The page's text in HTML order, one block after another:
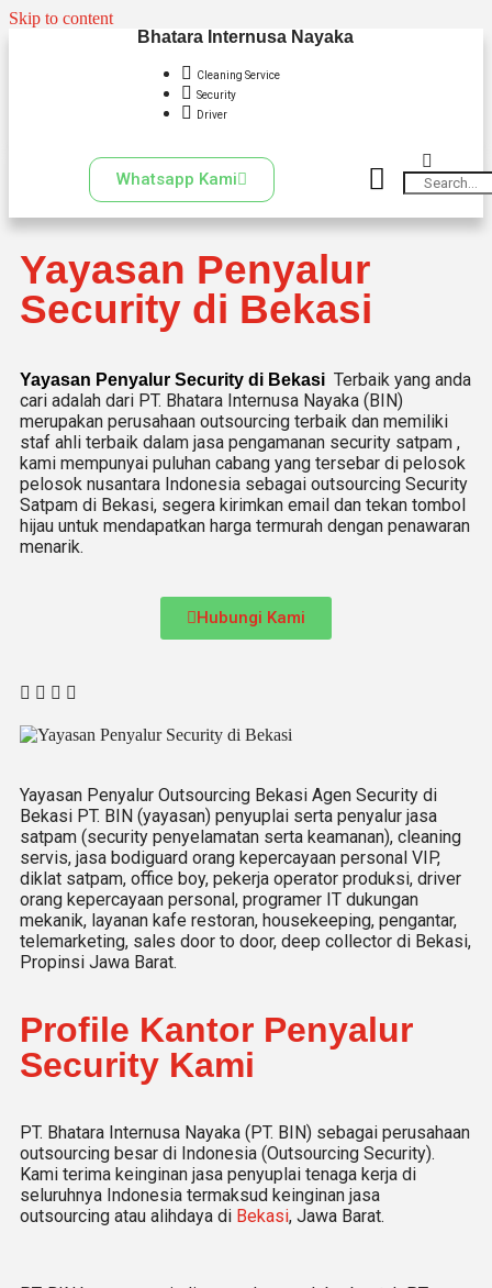
Skip to content
Bhatara Internusa Nayaka
Cleaning Service
Security
Driver
Whatsapp Kami
Yayasan Penyalur
Security di Bekasi
Yayasan Penyalur Security di Bekasi Terbaik yang anda
cari adalah dari PT. Bhatara Internusa Nayaka (BIN)
merupakan perusahaan outsourcing terbaik dan memiliki
staf ahli terbaik dalam jasa pengamanan security satpam ,
kami mempunyai puluhan cabang yang tersebar di pelosok
pelosok nusantara Indonesia sebagai outsourcing Security
Satpam di Bekasi, segera kirimkan email dan tekan tombol
hijau untuk mendapatkan harga termurah dengan penawaran
menarik.
Hubungi Kami
Yayasan Penyalur Outsourcing Bekasi Agen Security di
Bekasi PT. BIN (yayasan) penyuplai serta penyalur jasa
satpam (security penyelamatan serta keamanan), cleaning
servis, jasa bodiguard orang kepercayaan personal VIP,
diklat satpam, office boy, pekerja operator produksi, driver
orang kepercayaan personal, programer IT dukungan
mekanik, layanan kafe restoran, housekeeping, pengantar,
telemarketing, sales door to door, deep collector di Bekasi,
Propinsi Jawa Barat.
Profile Kantor Penyalur
Security Kami
PT. Bhatara Internusa Nayaka (PT. BIN) sebagai perusahaan
outsourcing besar di Indonesia (Outsourcing Security).
Kami terima keinginan jasa penyuplai tenaga kerja di
seluruhnya Indonesia termaksud keinginan jasa
outsourcing atau alihdaya di Bekasi, Jawa Barat.